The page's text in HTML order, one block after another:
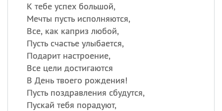
К тебе успех большой,
Мечты пусть исполняются,
Все, как каприз любой,
Пусть счастье улыбается,
Подарит настроение,
Все цели достигаются
В День твоего рождения!
Пусть поздравления сбудутся,
Пускай тебя порадуют,
09.08
(Smokey Bear Day)
ИМЕНА
Сегодня празднуют именины
Сергей, Теодор,